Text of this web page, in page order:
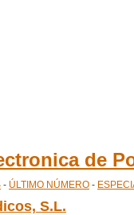
de
- ÚLTIMO NÚMERO -
S.L.